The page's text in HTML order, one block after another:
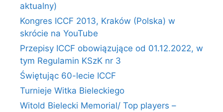
aktualny)
Kongres ICCF 2013, Kraków (Polska) w
skrócie na YouTube
Przepisy ICCF obowiązujące od 01.12.2022, w
tym Regulamin KSzK nr 3
Świętując 60-lecie ICCF
Turnieje Witka Bieleckiego
Witold Bielecki Memorial/ Top players –